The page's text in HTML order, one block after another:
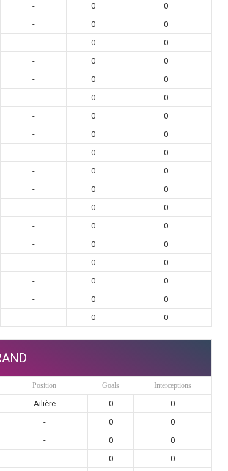
- 0
0
- 0
0
- 0
0
- 0
0
- 0
0
- 0
0
- 0
0
- 0
0
- 0
0
- 0
0
- 0
0
- 0
0
- 0
0
- 0
0
- 0
0
- 0
0
- 0
0
0 0
Position Goals Interceptions
Ailière 0
0
- 0
0
- 0
0
- 0
0